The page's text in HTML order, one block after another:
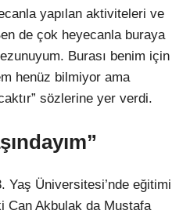
yapılan aktiviteleri ve
de çok heyecanla buraya
Burası benim için
henüz bilmiyor ama
sözlerine yer verdi.
Yaş Üniversitesi’nde eğitimi
Can Akbulak da Mustafa